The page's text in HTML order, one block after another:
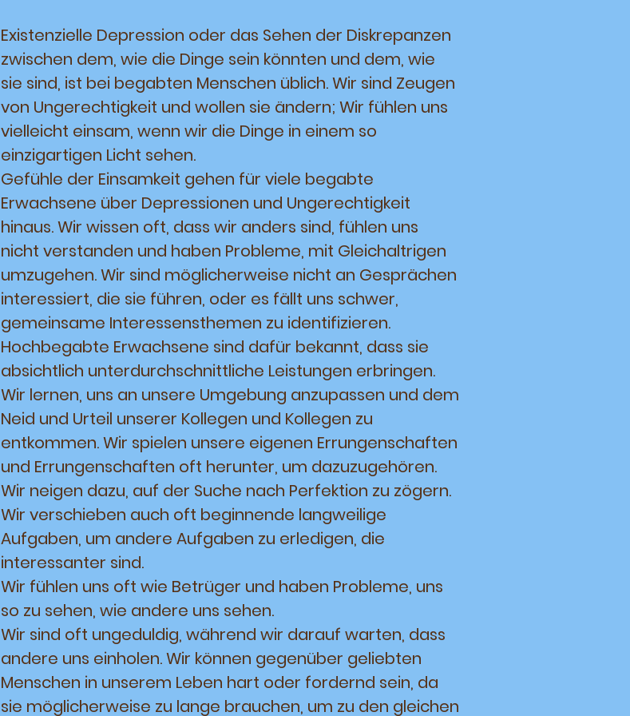
Existenzielle Depression oder das Sehen der Diskrepanzen
zwischen dem, wie die Dinge sein könnten und dem, wie
sie sind, ist bei begabten Menschen üblich. Wir sind Zeugen
von Ungerechtigkeit und wollen sie ändern; Wir fühlen uns
vielleicht einsam, wenn wir die Dinge in einem so
einzigartigen Licht sehen.
Gefühle der Einsamkeit gehen für viele begabte
Erwachsene über Depressionen und Ungerechtigkeit
hinaus. Wir wissen oft, dass wir anders sind, fühlen uns
nicht verstanden und haben Probleme, mit Gleichaltrigen
umzugehen. Wir sind möglicherweise nicht an Gesprächen
interessiert, die sie führen, oder es fällt uns schwer,
gemeinsame Interessensthemen zu identifizieren.
Hochbegabte Erwachsene sind dafür bekannt, dass sie
absichtlich unterdurchschnittliche Leistungen erbringen.
Wir lernen, uns an unsere Umgebung anzupassen und dem
Neid und Urteil unserer Kollegen und Kollegen zu
entkommen. Wir spielen unsere eigenen Errungenschaften
und Errungenschaften oft herunter, um dazuzugehören.
Wir neigen dazu, auf der Suche nach Perfektion zu zögern.
Wir verschieben auch oft beginnende langweilige
Aufgaben, um andere Aufgaben zu erledigen, die
interessanter sind.
Wir fühlen uns oft wie Betrüger und haben Probleme, uns
so zu sehen, wie andere uns sehen.
Wir sind oft ungeduldig, während wir darauf warten, dass
andere uns einholen. Wir können gegenüber geliebten
Menschen in unserem Leben hart oder fordernd sein, da
sie möglicherweise zu lange brauchen, um zu den gleichen